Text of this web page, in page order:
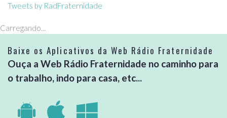
Tweets by RadFraternidade
Carregando...
Baixe os Aplicativos da Web Rádio Fraternidade
Ouça a Web Rádio Fraternidade no caminho para
o trabalho, indo para casa, etc...